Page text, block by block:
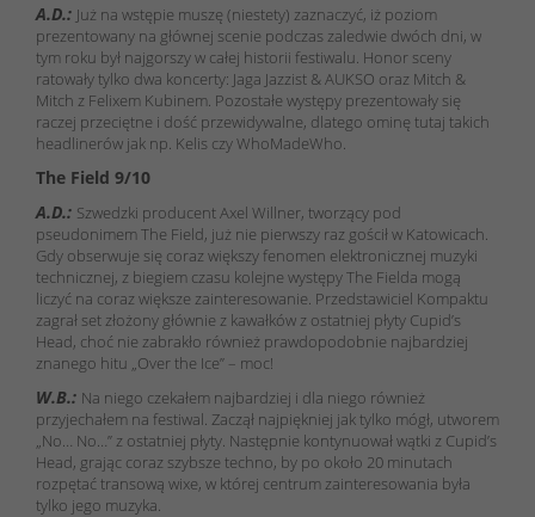
A.D.: Już na wstępie muszę (niestety) zaznaczyć, iż poziom
prezentowany na głównej scenie podczas zaledwie dwóch dni, w
tym roku był najgorszy w całej historii festiwalu. Honor sceny
ratowały tylko dwa koncerty: Jaga Jazzist & AUKSO oraz Mitch &
Mitch z Felixem Kubinem. Pozostałe występy prezentowały się
raczej przeciętne i dość przewidywalne, dlatego ominę tutaj takich
headlinerów jak np. Kelis czy WhoMadeWho.
The Field 9/10
A.D.: Szwedzki producent Axel Willner, tworzący pod
pseudonimem The Field, już nie pierwszy raz gościł w Katowicach.
Gdy obserwuje się coraz większy fenomen elektronicznej muzyki
technicznej, z biegiem czasu kolejne występy The Fielda mogą
liczyć na coraz większe zainteresowanie. Przedstawiciel Kompaktu
zagrał set złożony głównie z kawałków z ostatniej płyty Cupid’s
Head, choć nie zabrakło również prawdopodobnie najbardziej
znanego hitu „Over the Ice” – moc!
W.B.: Na niego czekałem najbardziej i dla niego również
przyjechałem na festiwal. Zaczął najpiękniej jak tylko mógł, utworem
„No… No…” z ostatniej płyty. Następnie kontynuował wątki z Cupid’s
Head, grając coraz szybsze techno, by po około 20 minutach
rozpętać transową wixe, w której centrum zainteresowania była
tylko jego muzyka.